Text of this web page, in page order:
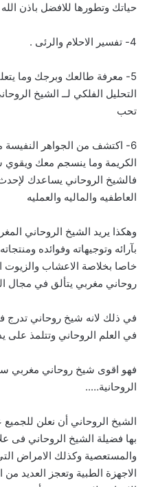
حياتك وتطورها للافضل باذن
4- تفسير الاحلام والرئى .
5- معرفة طالعك وبرجك وما
التحليل الفلكي لــ الشيخ
تحب
6- اكتشف من الجواهر النفيسة
الكريمة وما ينسجم معك
فالشيخ الروحاني يساعدك لإحدث
العاطفيه والماليه والعمليه
وهكذا يريد الشيخ الروحاني
بآرائه وتوجيهاته وفوائده
خاصا بخلاصة الاعشاب والزيوت
روحاني مغربي يتألق في مجال
في ذلك لانه شيخ روحاني
في العلم الروحاني وتتلمذ
فهو اقوى شيخ روحاني
الروحانية…..
الشيخ الروحاني أن نعلن
بها فضيلة الشيخ الروحاني فى
والمستعصية وكذلك الامراض
الاجهزة الطبية وتعجز العديد